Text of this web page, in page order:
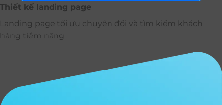
Thiết kế landing page
Landing page tối ưu chuyển đổi và tìm kiếm khách
hàng tiềm năng